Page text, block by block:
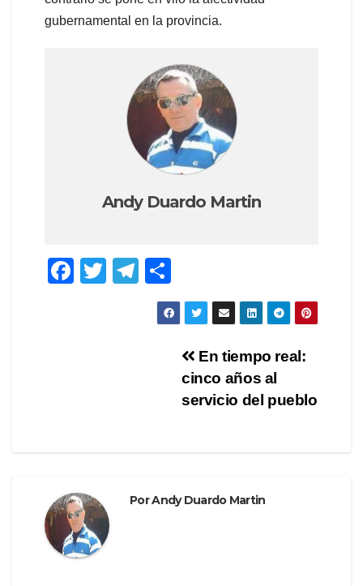
gubernamental en la provincia.
Andy Duardo Martin
F
T
T
el o
m
p
ar
tir
Navegación En tiempo real:
cinco años al
servicio del pueblo
PorAndy Duardo Martin